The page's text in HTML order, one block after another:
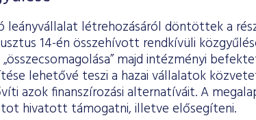
leányvállalat létrehozásáról döntöttek a
14-én összehívott rendkívüli
majd intézményi
lehetővé teszi a hazai vállalatok
azok finanszírozási alternatíváit. A
hivatott támogatni, illetve elősegíteni.